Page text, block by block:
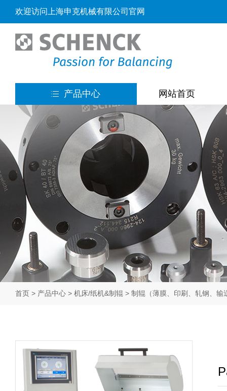
欢迎访问上海申克机械有限公司官网
产品中心 网站首页
首页> 产品中心> 机床/纸机&制辊> 制辊（薄膜、印刷、轧钢、输